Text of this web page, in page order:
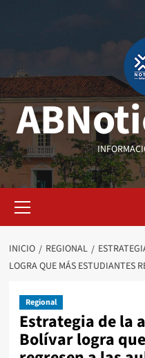
primario
INICIO REGIONAL
LOGRA QUE MÁS ESTUDIANTES
Regional
Estrategia de la
Bolívar logra